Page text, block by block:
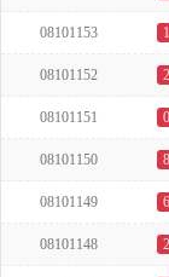
08101153 1
08101152 2
08101151 0
08101150 8
08101149 6
08101148 2